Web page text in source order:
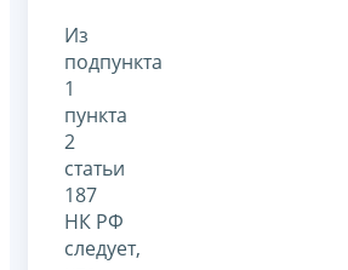
Из
подпункта
1
пункта
2
статьи
187
НК РФ
следует,